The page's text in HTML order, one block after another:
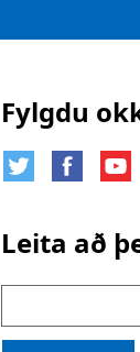
Fylgdu
Leita að